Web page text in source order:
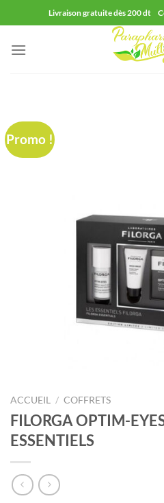
au
contenu
Livraison gratuite dès 200 dt
Promo !
ACCUEIL / COFFRETS
FILORGA OPTIM-
ESSENTIELS